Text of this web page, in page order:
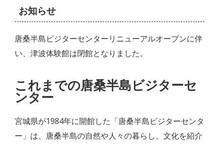
お知らせ
唐桑半島ビジターセンターリニューアルオープンに伴
い、津波体験館は閉館となりました。
これまでの唐桑半島ビジターセ
ンター
宮城県が1984年に開館した「唐桑半島ビジターセンタ
ー」は、唐桑半島の自然や人々の暮らし、文化を紹介